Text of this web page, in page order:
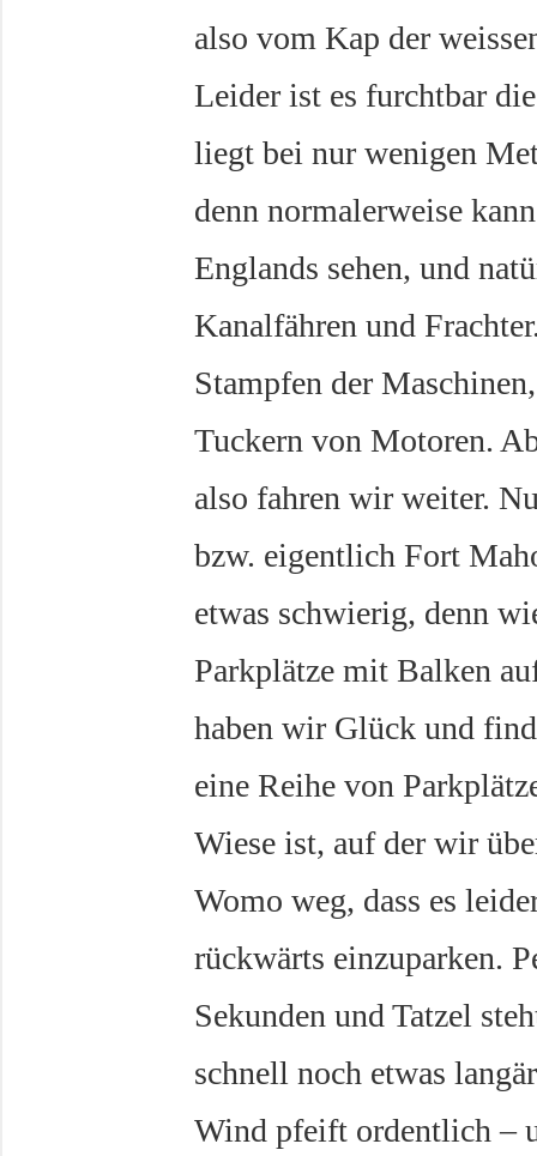
also vom Kap der
Leider ist es furchtbar
liegt bei nur wenigen
denn normalerweise
Englands sehen, und
Kanalfähren und
Stampfen der
Tuckern von Motoren.
also fahren wir weiter.
bzw. eigentlich Fort
etwas schwierig, denn
Parkplätze mit Balken
haben wir Glück und
eine Reihe von
Wiese ist, auf der wir
Womo weg, dass es
rückwärts einzuparken.
Sekunden und Tatzel
schnell noch etwas
Wind pfeift ordentlich –